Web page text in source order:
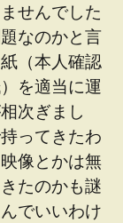
せんでした
なのかと言
（本人確認
を適当に運
次ぎまし
ってきたわ
像とかは無
たのかも謎
でいいわけ